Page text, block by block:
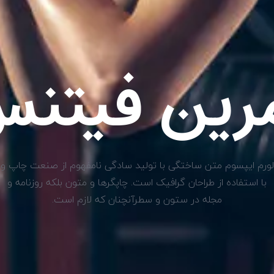
لورم ایپسوم متن ساختگی با تولید سادگی نامفهوم از صنعت چاپ و
با استفاده از طراحان گرافیک است. چاپگرها و متون بلکه روزنامه و
مجله در ستون و سطرآنچنان که لازم است.